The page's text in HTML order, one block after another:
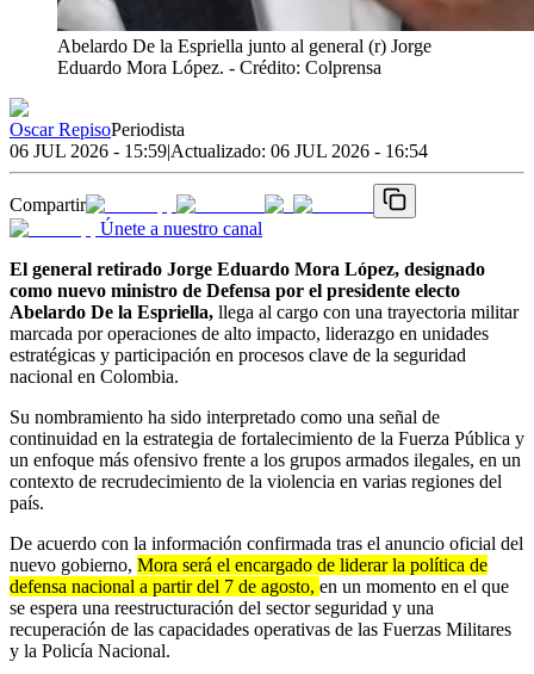
Abelardo De la Espriella junto al general (r) Jorge
Eduardo Mora López. - Crédito: Colprensa
Oscar RepisoPeriodista
06 JUL 2026 - 15:59|Actualizado: 06 JUL 2026 - 16:54
Compartir
Únete a nuestro canal
El general retirado Jorge Eduardo Mora López, designado
como nuevo ministro de Defensa por el presidente electo
Abelardo De la Espriella, llega al cargo con una trayectoria militar
marcada por operaciones de alto impacto, liderazgo en unidades
estratégicas y participación en procesos clave de la seguridad
nacional en Colombia.
Su nombramiento ha sido interpretado como una señal de
continuidad en la estrategia de fortalecimiento de la Fuerza Pública y
un enfoque más ofensivo frente a los grupos armados ilegales, en un
contexto de recrudecimiento de la violencia en varias regiones del
país.
De acuerdo con la información confirmada tras el anuncio oficial del
nuevo gobierno, Mora será el encargado de liderar la política de
defensa nacional a partir del 7 de agosto, en un momento en el que
se espera una reestructuración del sector seguridad y una
recuperación de las capacidades operativas de las Fuerzas Militares
y la Policía Nacional.